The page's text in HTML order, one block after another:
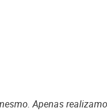
Apenas